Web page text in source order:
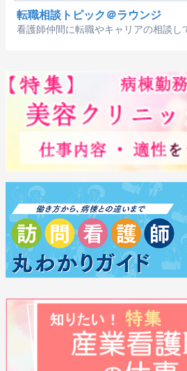
転職相談トピック＠ラウンジ
看護師仲間に転職やキャリアの相談し